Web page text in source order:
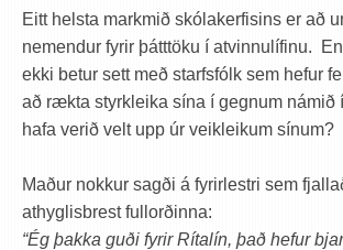
Eitt helsta markmið skólakerfisins er að
nemendur fyrir þátttöku í atvinnulífinu.
ekki betur sett með starfsfólk sem hefur
að rækta styrkleika sína í gegnum námið
hafa verið velt upp úr veikleikum sínum?
Maður nokkur sagði á fyrirlestri sem
athyglisbrest fullorðinna:
“Ég þakka guði fyrir Rítalín, það hefur